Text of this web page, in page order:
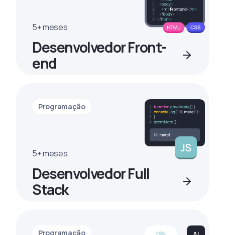
5+ meses
Desenvolvedor Front-
end
Programação
5+ meses
Desenvolvedor Full
Stack
Programação